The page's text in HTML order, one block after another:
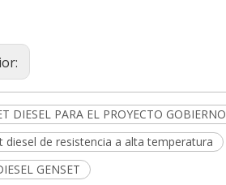
DIESEL PARA EL PROYECTO GOBIERNO
diesel de resistencia a alta temperatura
GENSET